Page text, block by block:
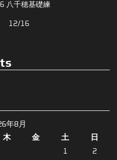
6 八千穂基礎練
12/16
年8月
木 金 土
日
1
2